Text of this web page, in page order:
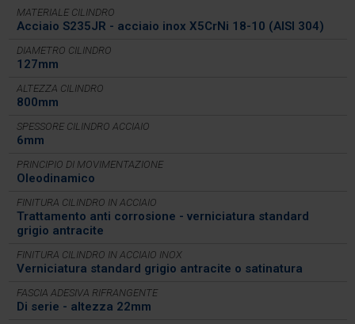
MATERIALE CILINDRO
Acciaio S235JR - acciaio inox X5CrNi 18-10 (AISI 304)
DIAMETRO CILINDRO
127mm
ALTEZZA CILINDRO
800mm
SPESSORE CILINDRO ACCIAIO
6mm
PRINCIPIO DI MOVIMENTAZIONE
Oleodinamico
FINITURA CILINDRO IN ACCIAIO
Trattamento anti corrosione - verniciatura standard
grigio antracite
FINITURA CILINDRO IN ACCIAIO INOX
Verniciatura standard grigio antracite o satinatura
FASCIA ADESIVA RIFRANGENTE
Di serie - altezza 22mm